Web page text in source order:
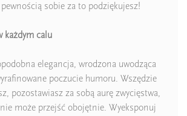
sobie za to podziękujesz!
każdym calu
elegancja, wrodzona uwodząca
poczucie humoru. Wszędzie
pozostawiasz za sobą aurę zwycięstwa,
może przejść obojętnie. Wyeksponuj